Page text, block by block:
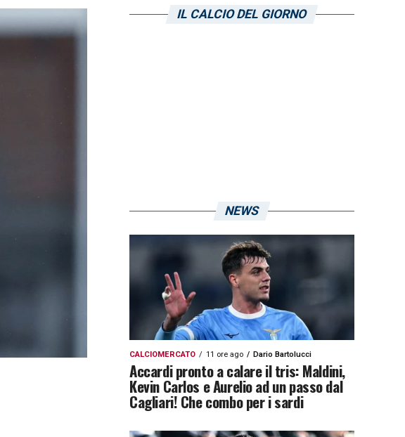
IL CALCIO DEL GIORNO
NEWS
CALCIOMERCATO 11 ore ago Dario Bartolucci
Accardi pronto a calare il tris: Maldini,
Kevin Carlos e Aurelio ad un passo dal
Cagliari! Che combo per i sardi